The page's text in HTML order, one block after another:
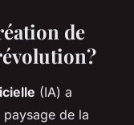
de
(IA) a
de la